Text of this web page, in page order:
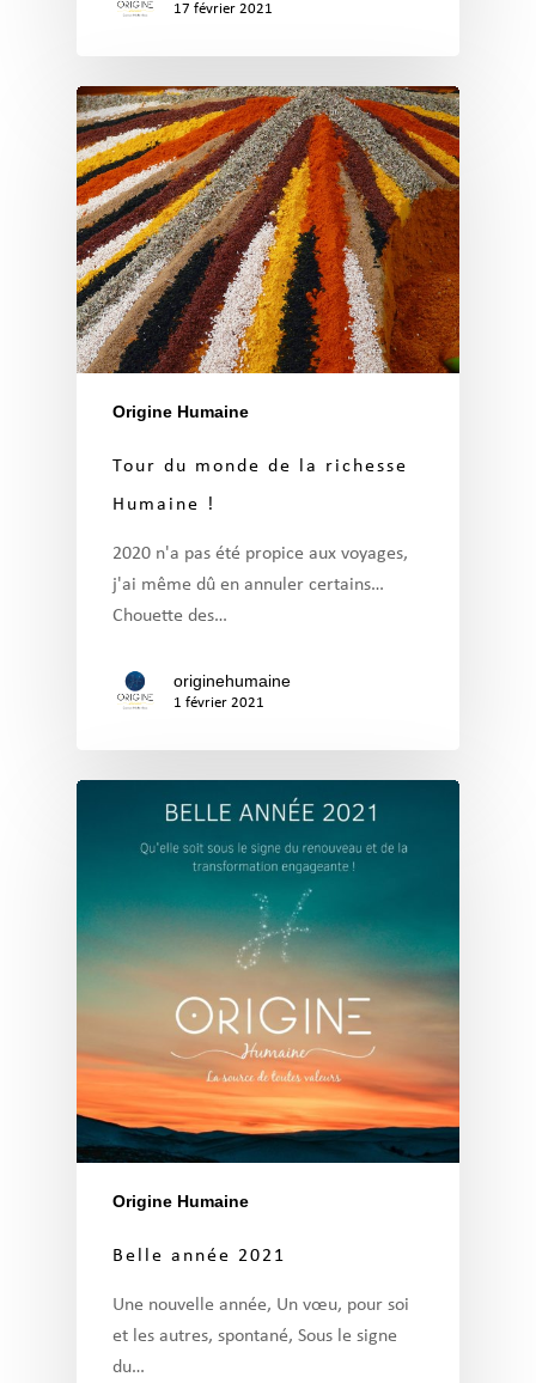
17 février 2021
Origine Humaine
Tour du monde de la richesse
Humaine !
2020 n'a pas été propice aux voyages,
j'ai même dû en annuler certains…
Chouette des…
originehumaine
1 février 2021
Origine Humaine
Belle année 2021
Une nouvelle année, Un vœu, pour soi
et les autres, spontané, Sous le signe
du…